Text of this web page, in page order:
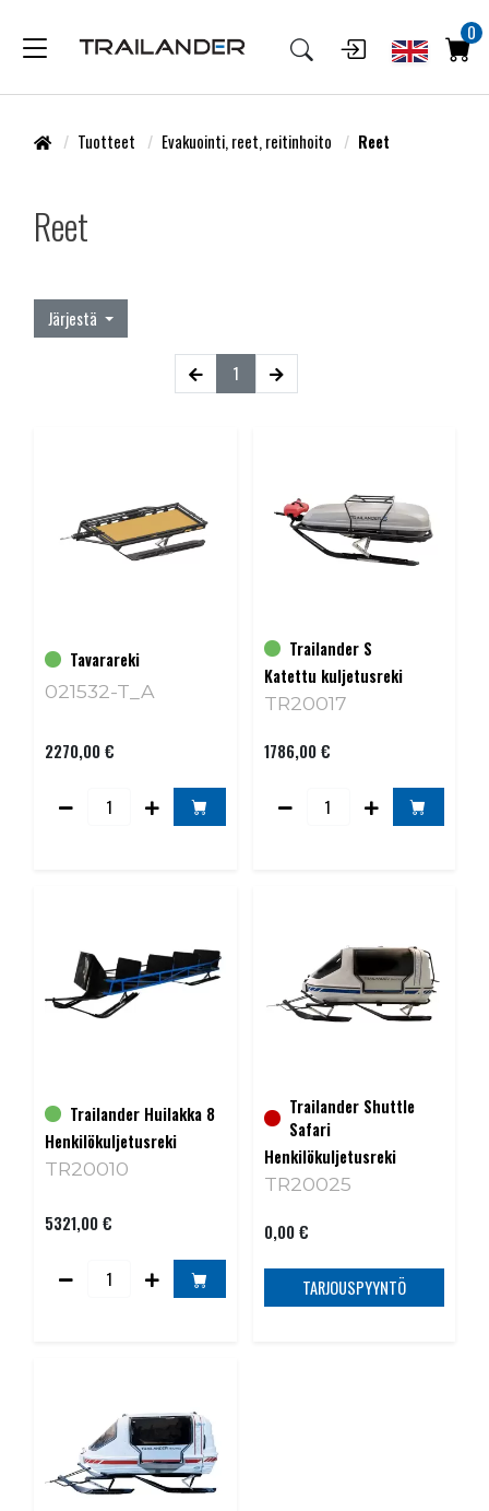
0
Tuotteet Evakuointi, reet, reitinhoito Reet
Reet
Järjestä
1(current)
Tavarareki
021532-T_A
2270,00 €
Trailander S
Katettu kuljetusreki
TR20017
1786,00 €
Trailander Huilakka 8
Henkilökuljetusreki
TR20010
5321,00 €
Trailander Shuttle
Safari
Henkilökuljetusreki
TR20025
0,00 €
TARJOUSPYYNTÖ